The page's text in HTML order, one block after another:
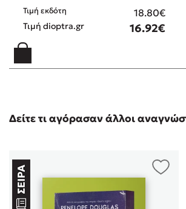
Τιμή εκδότη 18.80€
Τιμή dioptra.gr 16.92€
Δείτε τι αγόρασαν άλλοι